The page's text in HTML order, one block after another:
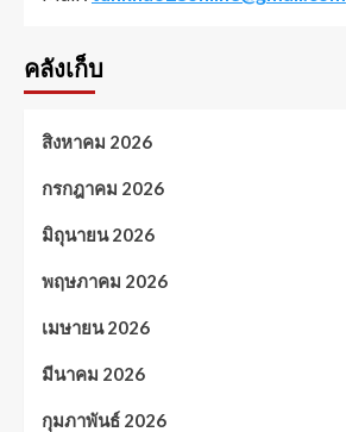
คลังเก็บ
สิงหาคม 2026
กรกฎาคม 2026
มิถุนายน 2026
พฤษภาคม 2026
เมษายน 2026
มีนาคม 2026
กุมภาพันธ์ 2026